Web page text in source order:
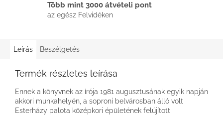
Több mint 3000 átvételi pont
az egész Felvidéken
Leírás Beszélgetés
Termék részletes leírása
Ennek a könyvnek az írója 1981 augusztusának egyik napján
akkori munkahelyén, a soproni belvárosban álló volt
Esterházy palota középkori épületének felújított